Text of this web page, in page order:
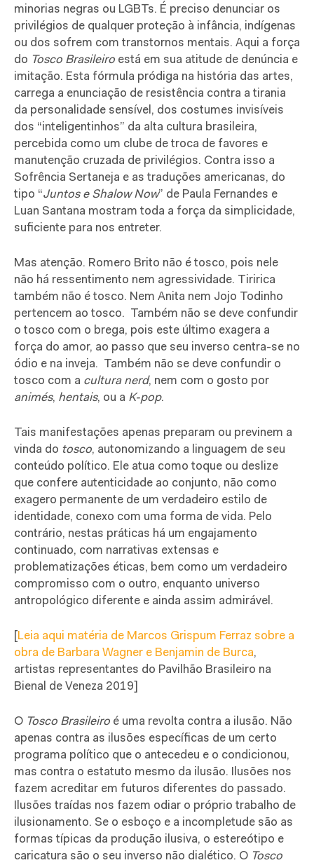
minorias negras ou LGBTs. É preciso denunciar os
privilégios de qualquer proteção à infância, indígenas
ou dos sofrem com transtornos mentais. Aqui a força
do Tosco Brasileiro está em sua atitude de denúncia e
imitação. Esta fórmula pródiga na história das artes,
carrega a enunciação de resistência contra a tirania
da personalidade sensível, dos costumes invisíveis
dos “inteligentinhos” da alta cultura brasileira,
percebida como um clube de troca de favores e
manutenção cruzada de privilégios. Contra isso a
Sofrência Sertaneja e as traduções americanas, do
tipo “Juntos e Shalow Now” de Paula Fernandes e
Luan Santana mostram toda a força da simplicidade,
suficiente para nos entreter.
Mas atenção. Romero Brito não é tosco, pois nele
não há ressentimento nem agressividade. Tiririca
também não é tosco. Nem Anita nem Jojo Todinho
pertencem ao tosco. Também não se deve confundir
o tosco com o brega, pois este último exagera a
força do amor, ao passo que seu inverso centra-se no
ódio e na inveja. Também não se deve confundir o
tosco com a cultura nerd, nem com o gosto por
animés, hentais, ou a K-pop.
Tais manifestações apenas preparam ou previnem a
vinda do tosco, autonomizando a linguagem de seu
conteúdo político. Ele atua como toque ou deslize
que confere autenticidade ao conjunto, não como
exagero permanente de um verdadeiro estilo de
identidade, conexo com uma forma de vida. Pelo
contrário, nestas práticas há um engajamento
continuado, com narrativas extensas e
problematizações éticas, bem como um verdadeiro
compromisso com o outro, enquanto universo
antropológico diferente e ainda assim admirável.
Leia aqui matéria de Marcos Grispum Ferraz sobre a
obra de Barbara Wagner e Benjamin de Burca,
artistas representantes do Pavilhão Brasileiro na
Bienal de Veneza 2019]
O Tosco Brasileiro é uma revolta contra a ilusão. Não
apenas contra as ilusões específicas de um certo
programa político que o antecedeu e o condicionou,
mas contra o estatuto mesmo da ilusão. Ilusões nos
fazem acreditar em futuros diferentes do passado.
Ilusões traídas nos fazem odiar o próprio trabalho de
ilusionamento. Se o esboço e a incompletude são as
formas típicas da produção ilusiva, o estereótipo e
caricatura são o seu inverso não dialético. O Tosco